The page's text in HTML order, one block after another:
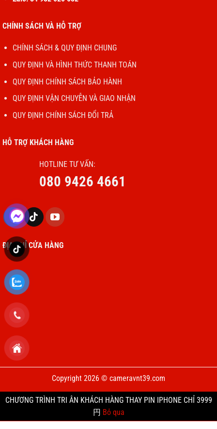
CHÍNH SÁCH VÀ HỖ TRỢ
CHÍNH SÁCH & QUY ĐỊNH CHUNG
QUY ĐỊNH VÀ HÌNH THỨC THANH TOÁN
QUY ĐỊNH CHÍNH SÁCH BẢO HÀNH
QUY ĐỊNH VẬN CHUYỄN VÀ GIAO NHẬN
QUY ĐỊNH CHÍNH SÁCH ĐỔI TRẢ
HỖ TRỢ KHÁCH HÀNG
HOTLINE TƯ VẤN:
080 9426 4661
ĐỊA CHỈ CỬA HÀNG
Copyright 2026 © cameravnt39.com
CHƯƠNG TRÌNH TRI ÂN KHÁCH HÀNG THAY PIN IPHONE CHỈ 3999
円 Bỏ qua